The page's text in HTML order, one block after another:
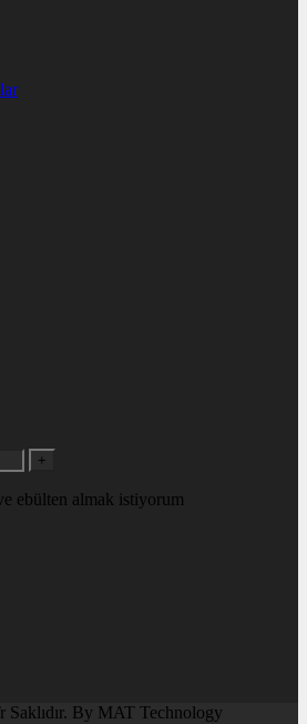
+
ebülten almak istiyorum
Saklıdır. By MAT Technology